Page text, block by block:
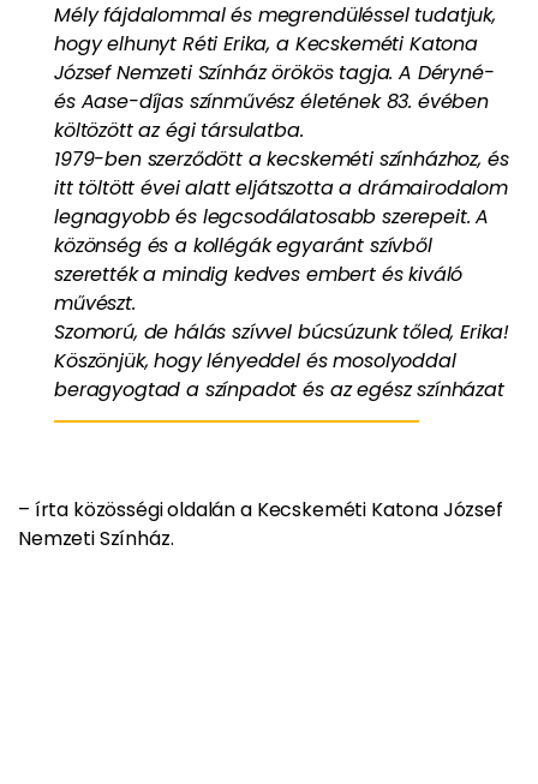
Mély fájdalommal és megrendüléssel tudatjuk,
hogy elhunyt Réti Erika, a Kecskeméti Katona
József Nemzeti Színház örökös tagja. A Déryné-
és Aase-díjas színművész életének 83. évében
költözött az égi társulatba.
1979-ben szerződött a kecskeméti színházhoz, és
itt töltött évei alatt eljátszotta a drámairodalom
legnagyobb és legcsodálatosabb szerepeit. A
közönség és a kollégák egyaránt szívből
szerették a mindig kedves embert és kiváló
művészt.
Szomorú, de hálás szívvel búcsúzunk tőled, Erika!
Köszönjük, hogy lényeddel és mosolyoddal
beragyogtad a színpadot és az egész színházat
– írta közösségi oldalán a Kecskeméti Katona József
Nemzeti Színház.